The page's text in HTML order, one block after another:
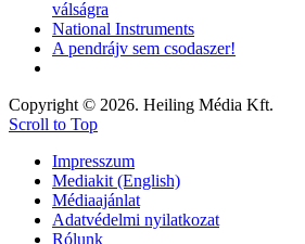
válságra
National Instruments
A pendrájv sem csodaszer!
Copyright © 2026. Heiling Média Kft.
Scroll to Top
Impresszum
Mediakit (English)
Médiaajánlat
Adatvédelmi nyilatkozat
Rólunk